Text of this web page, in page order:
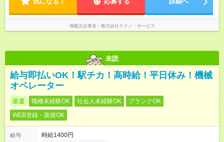
掲載元企業名 株式会社テクノ・サービス
未読
給与即払いOK！駅チカ！高時給！平日休み！機械
オペレーター
派遣 職種未経験OK 社会人未経験OK
ブランクOK
WEB登録・面接OK
給与
時給1400円